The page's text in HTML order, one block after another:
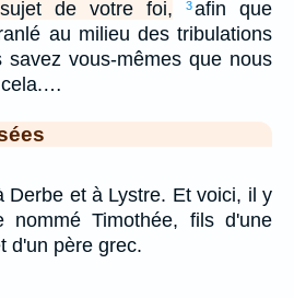
de votre foi,
3afin que
au milieu des tribulations
savez vous-mêmes que nous
cela.…
Derbe et à Lystre. Et voici, il y
nommé Timothée, fils d'une
d'un père grec.